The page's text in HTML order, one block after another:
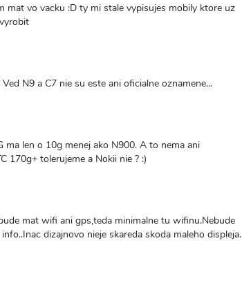
mat vo vacku :D ty mi stale vypisujes mobily ktore uz
N9 a C7 nie su este ani oficialne oznamene...
ma len o 10g menej ako N900. A to nema ani
170g+ tolerujeme a Nokii nie ? :)
mat wifi ani gps,teda minimalne tu wifinu.Nebude
dizajnovo nieje skareda skoda maleho displeja.